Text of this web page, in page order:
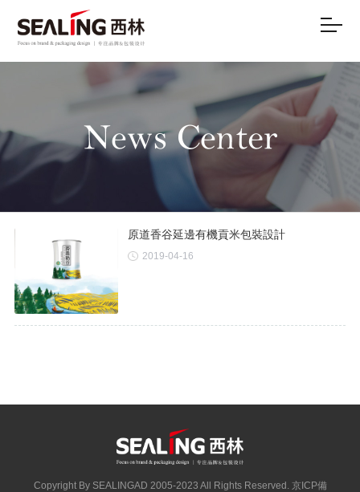
原道香谷延邊有機貢米包裝設計
2019-04-16
Copyright By SEALINGAD 2005-2023 All Rights Reserved. 京ICP備